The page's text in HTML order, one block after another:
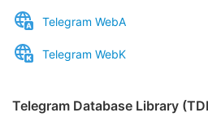
Telegram WebA
Telegram WebK
Telegram Database Library